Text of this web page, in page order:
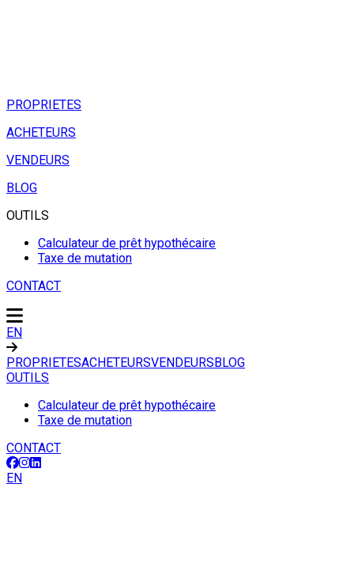
PROPRIETES
ACHETEURS
VENDEURS
BLOG
OUTILS
Calculateur de prêt hypothécaire
Taxe de mutation
CONTACT
EN
PROPRIETESACHETEURSVENDEURSBLOG
OUTILS
Calculateur de prêt hypothécaire
Taxe de mutation
CONTACT
EN